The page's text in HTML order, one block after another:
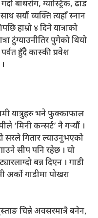
बाथरोग, ग्यास्ट्रिक, ढाड
सयौं व्यक्ति त्यहाँ स्नान
हाम्रो ४ दिने यात्राको
टुंग्याउनीतिर पुगेको थियो
पर्वत हुँदै कास्की प्रवेश
यात्रुहरु भने फुक्काफाल
‘मिनी कन्सर्ट’ नै गर्‍यौं ।
गितार ल्याउनुभएको
सीप पनि रहेछ । यो
बन्न दिएन । गाडी
गाडीमा पोखरा
चिन्ने अवसरमात्रै बनेन,